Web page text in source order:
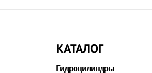
КАТАЛОГ
Гидроцилиндры